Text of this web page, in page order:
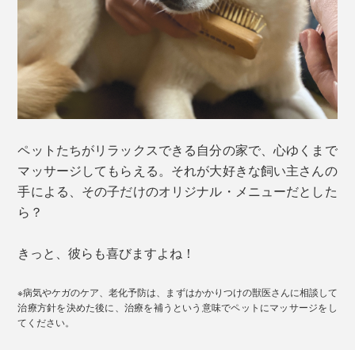
ペットたちがリラックスできる自分の家で、心ゆくまで
マッサージしてもらえる。それが大好きな飼い主さんの
手による、その子だけのオリジナル・メニューだとした
ら？
きっと、彼らも喜びますよね！
※病気やケガのケア、老化予防は、まずはかかりつけの獣医さんに相談して
治療方針を決めた後に、治療を補うという意味でペットにマッサージをし
てください。